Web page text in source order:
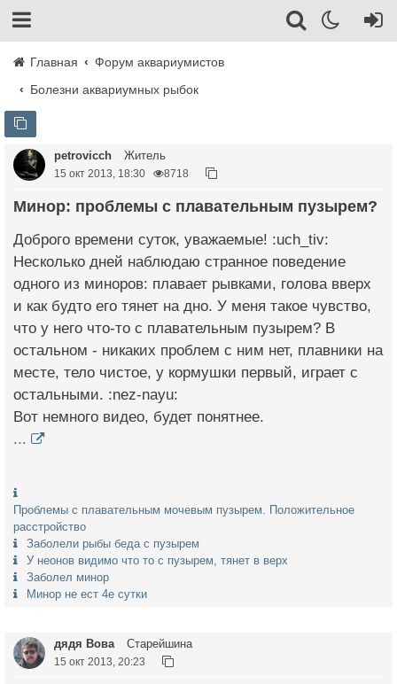
Главная
Форум аквариумистов
Болезни аквариумных рыбок
petrovicch Житель
15 окт 2013, 18:30 8718
Минор: проблемы с плавательным пузырем?
Доброго времени суток, уважаемые! :uch_tiv:
Несколько дней наблюдаю странное поведение
одного из миноров: плавает рывками, голова вверх
и как будто его тянет на дно. У меня такое чувство,
что у него что-то с плавательным пузырем? В
остальном - никаких проблем с ним нет, плавники на
месте, тело чистое, у кормушки первый, играет с
остальными. :nez-nayu:
Вот немного видео, будет понятнее.
...
Проблемы с плавательным мочевым пузырем. Положительное
расстройство
Заболели рыбы беда с пузырем
У неонов видимо что то с пузырем, тянет в верх
Заболел минор
Минор не ест 4е сутки
дядя Вова Старейшина
15 окт 2013, 20:23